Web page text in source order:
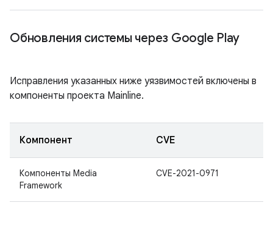
Обновления системы через Google Play
Исправления указанных ниже уязвимостей включены в
компоненты проекта Mainline.
Компонент CVE
Компоненты Media
Framework
CVE-2021-0971